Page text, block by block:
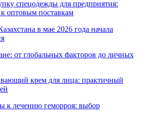
спецодежды для предприятия:
оптовым поставкам
в мае 2026 года начала
от глобальных факторов до личных
крем для лица: практичный
к лечению геморроя: выбор